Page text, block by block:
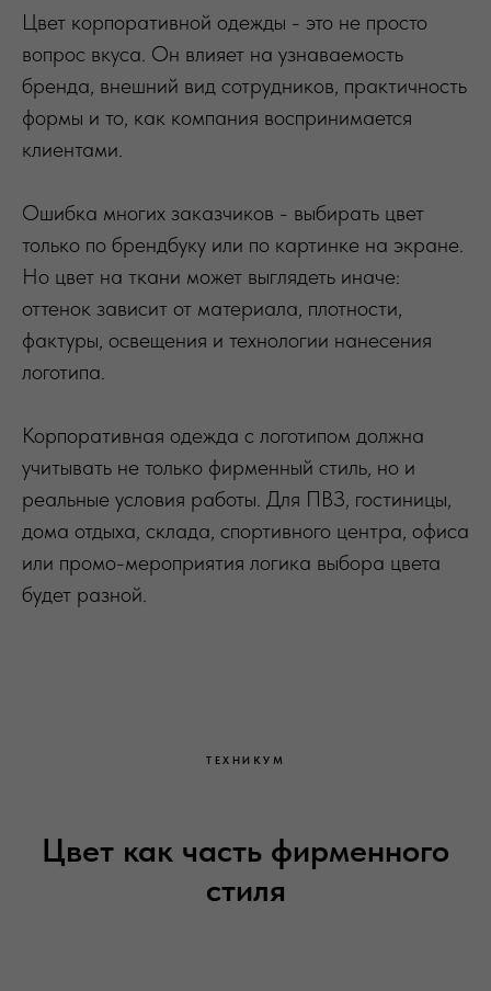
Цвет корпоративной одежды - это не просто
вопрос вкуса. Он влияет на узнаваемость
бренда, внешний вид сотрудников, практичность
формы и то, как компания воспринимается
клиентами.
Ошибка многих заказчиков - выбирать цвет
только по брендбуку или по картинке на экране.
Но цвет на ткани может выглядеть иначе:
оттенок зависит от материала, плотности,
фактуры, освещения и технологии нанесения
логотипа.
Корпоративная одежда с логотипом должна
учитывать не только фирменный стиль, но и
реальные условия работы. Для ПВЗ, гостиницы,
дома отдыха, склада, спортивного центра, офиса
или промо-мероприятия логика выбора цвета
будет разной.
ТЕХНИКУМ
Цвет как часть фирменного
стиля